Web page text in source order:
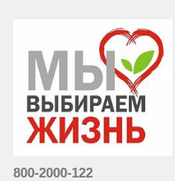
800-2000-122